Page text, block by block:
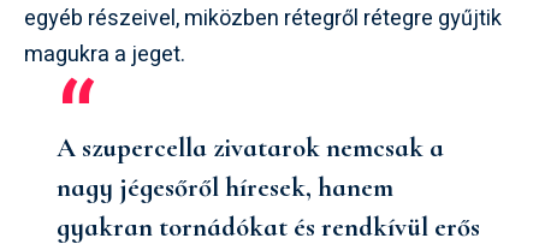
egyéb részeivel, miközben rétegről rétegre gyűjtik
magukra a jeget.
A szupercella zivatarok nemcsak a
nagy jégesőről híresek, hanem
gyakran tornádókat és rendkívül erős